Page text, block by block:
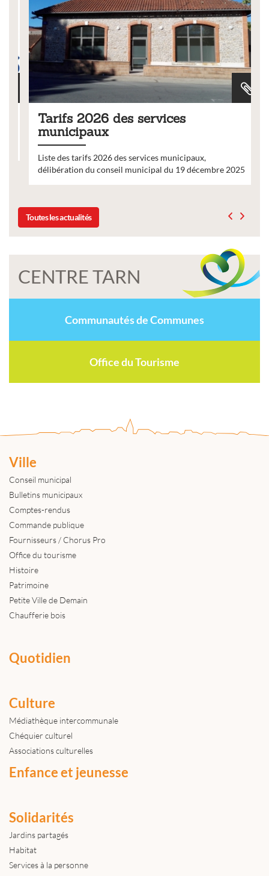
Tarifs 2026 des services
municipaux
Liste des tarifs 2026 des services municipaux,
délibération du conseil municipal du 19 décembre 2025
Toutes les actualités
CENTRE TARN
Communautés de Communes
Office du Tourisme
Ville
Conseil municipal
Bulletins municipaux
Comptes-rendus
Commande publique
Fournisseurs / Chorus Pro
Office du tourisme
Histoire
Patrimoine
Petite Ville de Demain
Chaufferie bois
Quotidien
Culture
Médiathèque intercommunale
Chéquier culturel
Associations culturelles
Enfance et jeunesse
Solidarités
Jardins partagés
Habitat
Services à la personne